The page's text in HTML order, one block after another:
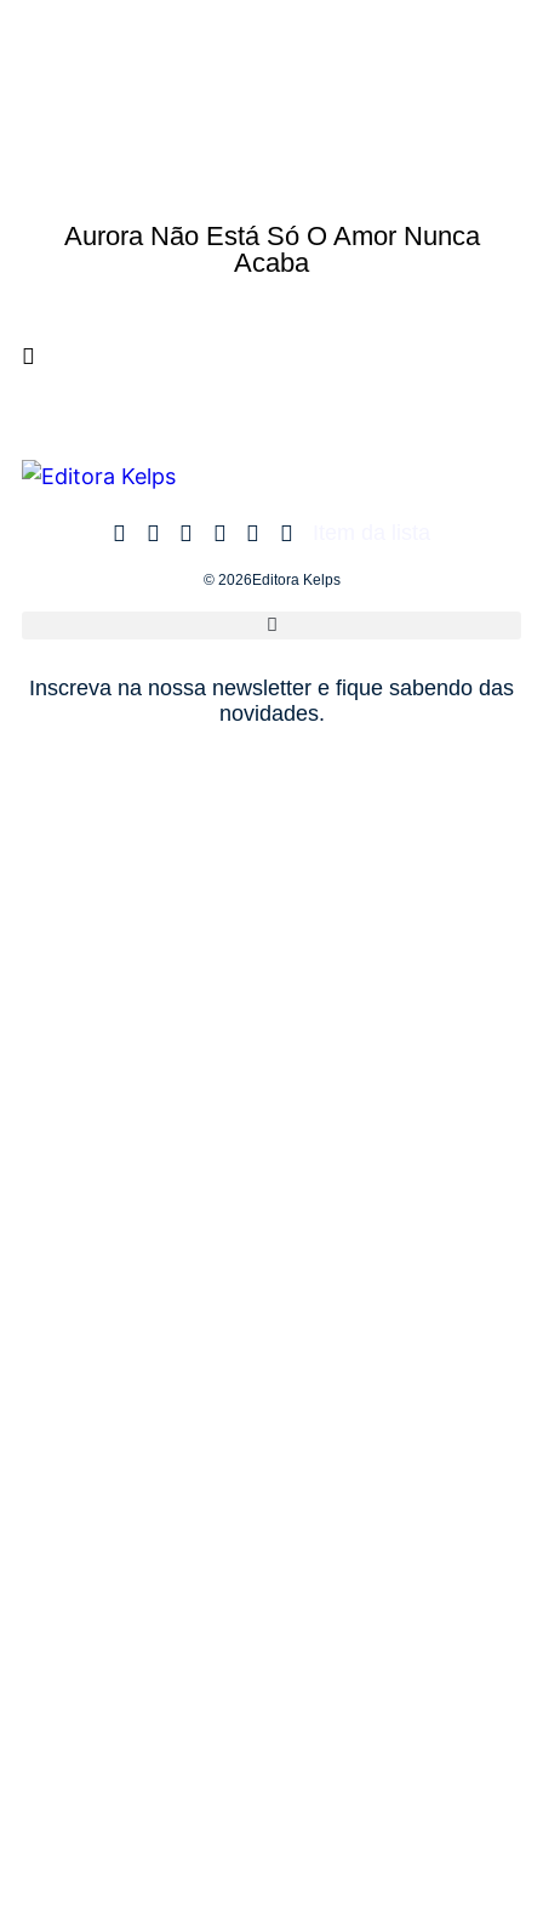
Aurora Não Está Só O Amor Nunca
Acaba
© 2026Editora Kelps
Inscreva na nossa newsletter e fique sabendo das
novidades.